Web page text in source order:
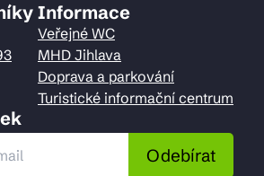
Informace
Veřejné WC
MHD Jihlava
Doprava a parkování
Turistické informační centrum
Odebírat